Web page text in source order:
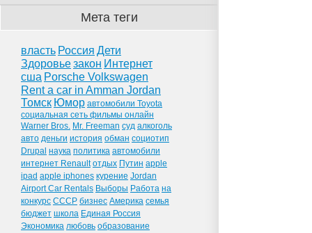
Мета теги
власть Россия Дети
Здоровьезакон Интернет
сша Porsche Volkswagen
Rent a car in Amman Jordan
Томск Юмор автомобили Toyota
социальная сеть фильмы онлайн
Warner Bros. Mr. Freeman суд алкоголь
авто деньги история обман социотип
Drupal наука политика автомобили
интернет Renault отдых Путин apple
ipad apple iphones курение Jordan
Airport Car Rentals Выборы Работа на
конкурс СССР бизнес Америка семья
бюджет школа Единая Россия
Экономика любовь образование